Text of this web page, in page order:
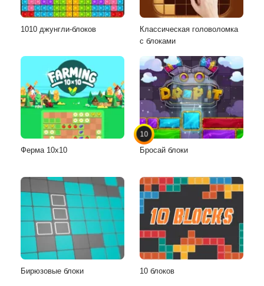
1010 джунгли-блоков
Классическая головоломка
с блоками
Ферма 10х10
10
Бросай блоки
Бирюзовые блоки 10 блоков